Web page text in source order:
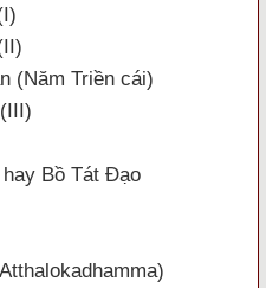
(Năm Triền cái)
Bồ Tát Đạo